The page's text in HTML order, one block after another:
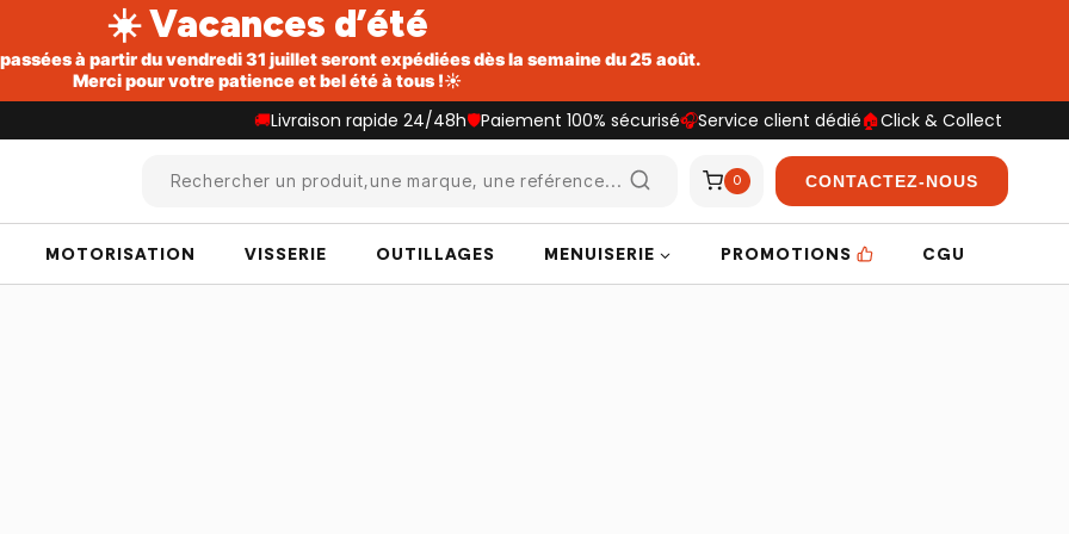
☀️ Vacances d’été
à partir du vendredi 31 juillet seront expédiées dès la semaine du 25 août.
Merci pour votre patience et bel été à tous !☀️
🚚Livraison rapide 24/48h🛡️Paiement 100% sécurisé🎧Service client dédié🏠Click & Collect
Rechercher un produit,une marque, une reférence... 0 CONTACTEZ-NOUS
MOTORISATION VISSERIE OUTILLAGES MENUISERIE PROMOTIONS CGU